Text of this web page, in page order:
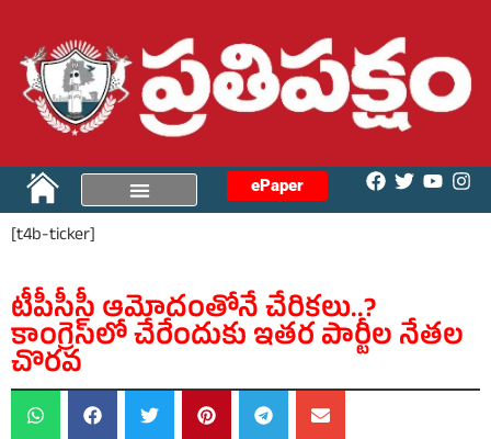
ePaper
[t4b-ticker]
టీపీసీసీ ఆమోదంతోనే చేరికలు..?
కాంగ్రెస్‌లో చేరేందుకు ఇతర పార్టీల నేతల
చొరవ